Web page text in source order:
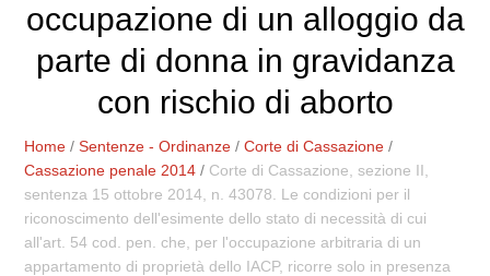
occupazione di un alloggio da
parte di donna in gravidanza
con rischio di aborto
Home /Sentenze - Ordinanze /Corte di Cassazione /
Cassazione penale 2014 / Corte di Cassazione, sezione II,
sentenza 15 ottobre 2014, n. 43078. Le condizioni per il
riconoscimento dell'esimente dello stato di necessità di cui
all'art. 54 cod. pen. che, per l'occupazione arbitraria di un
appartamento di proprietà dello IACP, ricorre solo in presenza